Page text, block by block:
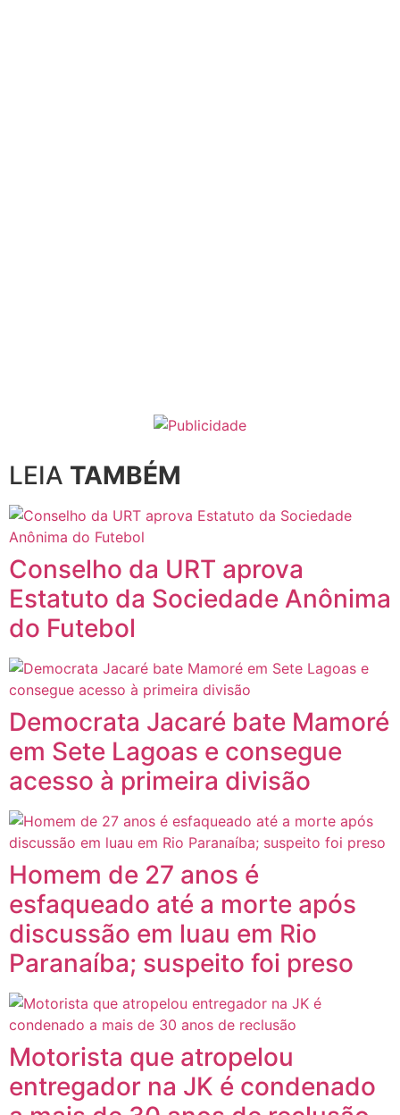
LEIA TAMBÉM
Conselho da URT aprova
Estatuto da Sociedade Anônima
do Futebol
Democrata Jacaré bate Mamoré
em Sete Lagoas e consegue
acesso à primeira divisão
Homem de 27 anos é
esfaqueado até a morte após
discussão em luau em Rio
Paranaíba; suspeito foi preso
Motorista que atropelou
entregador na JK é condenado